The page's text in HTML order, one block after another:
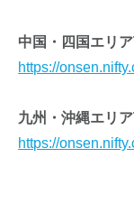
中国・四国エリ
https://
九州・沖縄エリ
https://